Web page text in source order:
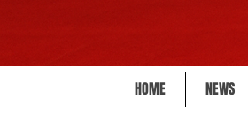
HOME NEWS